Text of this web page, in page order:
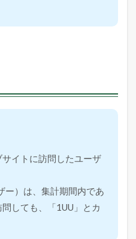
イトに訪問したユーザ
ー）は、集計期間内であ
しても、「1UU」とカ